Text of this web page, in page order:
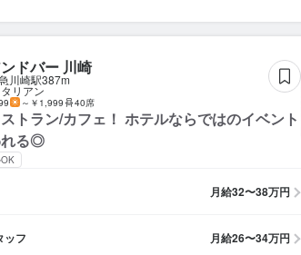
ドバー 川崎
川崎駅387m
リアン
～￥1,999 40席
トラン/カフェ！ ホテルならではのイベント
れる◎
月給32〜38万円
ッフ 月給26〜34万円